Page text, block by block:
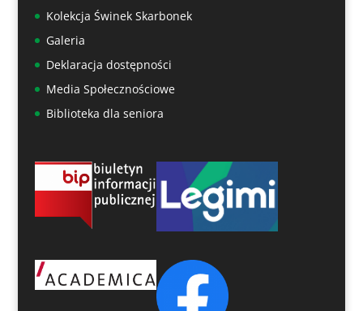
Kolekcja Świnek Skarbonek
Galeria
Deklaracja dostępności
Media Społecznościowe
Biblioteka dla seniora